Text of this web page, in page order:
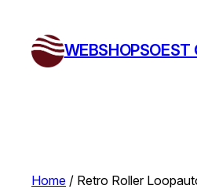
WEBSHOPSOEST
Home / Retro Roller